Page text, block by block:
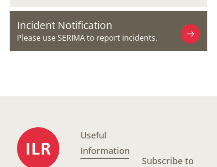
Incident Notification
Please use SERIMA to report incidents.
Useful
Information
Subscribe to